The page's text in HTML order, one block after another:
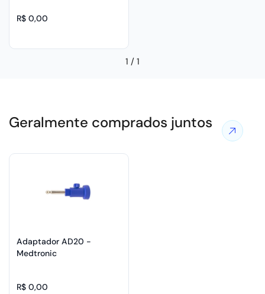
R$ 0,00
1 / 1
Geralmente comprados juntos Ver
mais
Adaptador AD20 -
Medtronic
R$ 0,00